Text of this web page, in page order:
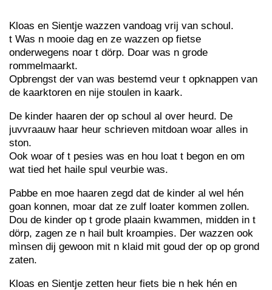
Kloas en Sientje wazzen vandoag vrij van schoul.
t Was n mooie dag en ze wazzen op fietse
onderwegens noar t dörp. Doar was n grode
rommelmaarkt.
Opbrengst der van was bestemd veur t opknappen van
de kaarktoren en nije stoulen in kaark.
De kinder haaren der op schoul al over heurd. De
juvvraauw haar heur schrieven mitdoan woar alles in
ston.
Ook woar of t pesies was en hou loat t begon en om
wat tied het haile spul veurbie was.
Pabbe en moe haaren zegd dat de kinder al wel hén
goan konnen, moar dat ze zulf loater kommen zollen.
Dou de kinder op t grode plaain kwammen, midden in t
dörp, zagen ze n hail bult kroampies. Der wazzen ook
mìnsen dij gewoon mit n klaid mit goud der op op grond
zaten.
Kloas en Sientje zetten heur fiets bie n hek hén en